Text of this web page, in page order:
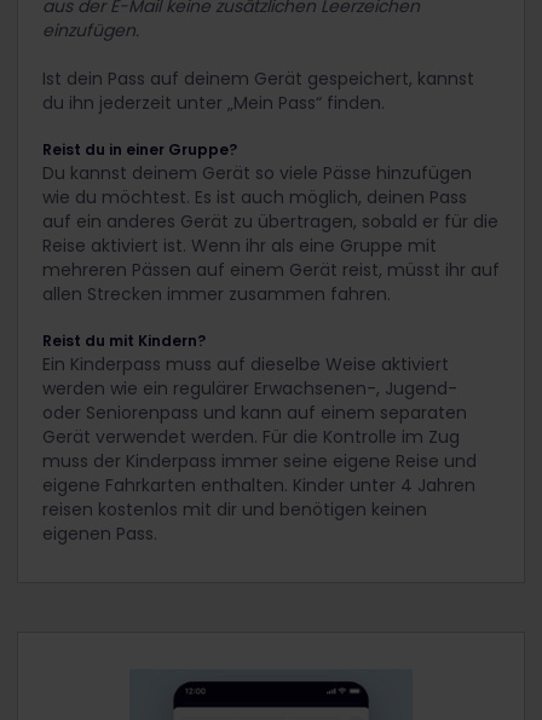
aus der E-Mail keine zusätzlichen Leerzeichen
einzufügen.
Ist dein Pass auf deinem Gerät gespeichert, kannst
du ihn jederzeit unter „Mein Pass“ finden.
Reist du in einer Gruppe?
Du kannst deinem Gerät so viele Pässe hinzufügen
wie du möchtest. Es ist auch möglich, deinen Pass
auf ein anderes Gerät zu übertragen, sobald er für die
Reise aktiviert ist. Wenn ihr als eine Gruppe mit
mehreren Pässen auf einem Gerät reist, müsst ihr auf
allen Strecken immer zusammen fahren.
Reist du mit Kindern?
Ein Kinderpass muss auf dieselbe Weise aktiviert
werden wie ein regulärer Erwachsenen-, Jugend-
oder Seniorenpass und kann auf einem separaten
Gerät verwendet werden. Für die Kontrolle im Zug
muss der Kinderpass immer seine eigene Reise und
eigene Fahrkarten enthalten. Kinder unter 4 Jahren
reisen kostenlos mit dir und benötigen keinen
eigenen Pass.